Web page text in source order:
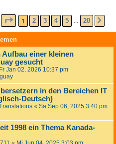
SUCHE
SEITE1 VON20
1 2 3 4 5 20
einer kleinen
gesucht
Fr Jan 02, 2026 10:37 pm
in den Bereichen IT
Deutsch)
« Sa Sep 06, 2025 3:40 pm
1998 ein Thema Kanada-